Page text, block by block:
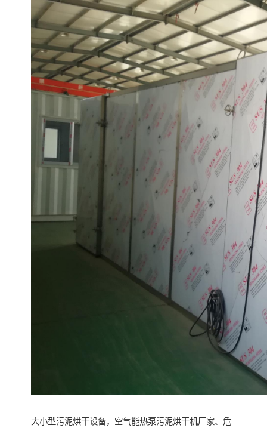
大小型污泥烘干设备，空气能热泵污泥烘干机厂家、危